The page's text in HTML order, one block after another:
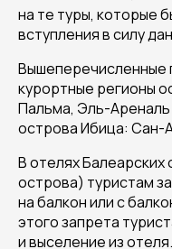
на те туры, которые
вступления в силу
Вышеперечисленные
курортные регионы
Пальма, Эль-Ареналь
острова Ибица: Сан-
В отелях
острова) туристам
на балкон или с
этого запрета
и выселение из отеля.